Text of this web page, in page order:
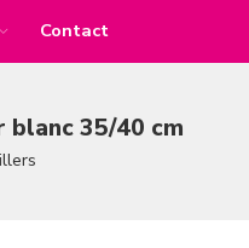
Contact
35/40 cm